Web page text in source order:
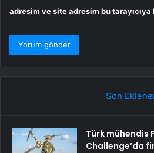
adresim ve site adresim bu
Son
Türk mühendis
Challenge’da